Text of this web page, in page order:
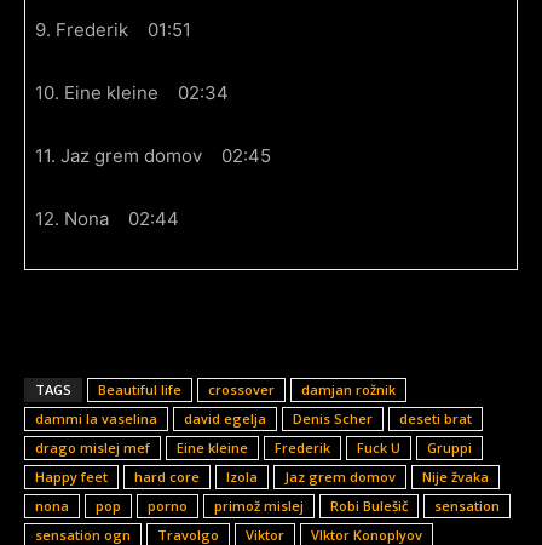
9. Frederik 01:51
10. Eine kleine 02:34
11. Jaz grem domov 02:45
12. Nona 02:44
TAGS Beautiful life crossover
damjan rožnik
dammi la vaselina
david egelja Denis Scher
deseti brat
drago mislej mef
Eine kleine Frederik Fuck U
Gruppi
Happy feet
hard core Izola Jaz grem domov
Nije žvaka
nona
pop porno primož mislej Robi Bulešič
sensation
sensation ogn
Travolgo Viktor VIktor Konoplyov